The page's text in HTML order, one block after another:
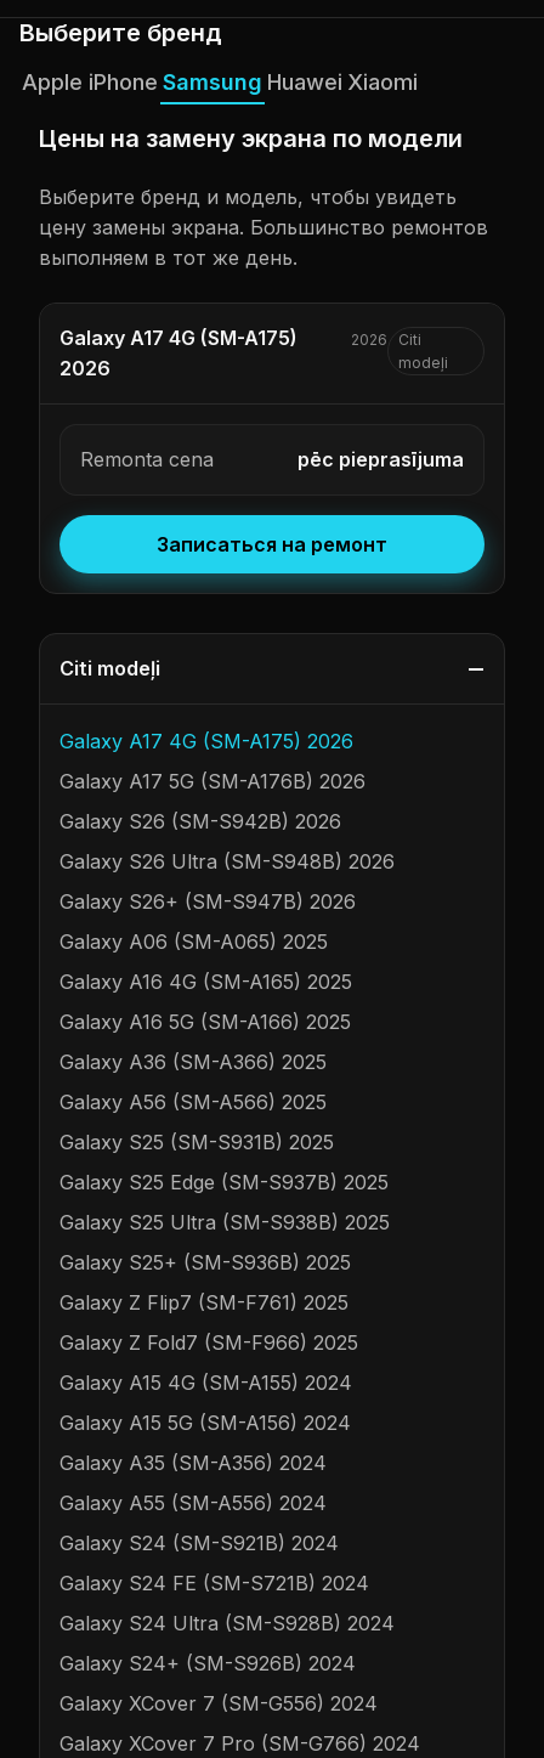
Выберите бренд
Apple iPhone Samsung Huawei Xiaomi
Цены на замену экрана по модели
Выберите бренд и модель, чтобы увидеть
цену замены экрана. Большинство ремонтов
выполняем в тот же день.
Galaxy A17 4G (SM-A175)
2026
2026
Citi
modeļi
Remonta cena pēc pieprasījuma
Записаться на ремонт
Citi modeļi
Galaxy A17 4G (SM-A175) 2026
Galaxy A17 5G (SM-A176B) 2026
Galaxy S26 (SM-S942B) 2026
Galaxy S26 Ultra (SM-S948B) 2026
Galaxy S26+ (SM-S947B) 2026
Galaxy A06 (SM-A065) 2025
Galaxy A16 4G (SM-A165) 2025
Galaxy A16 5G (SM-A166) 2025
Galaxy A36 (SM-A366) 2025
Galaxy A56 (SM-A566) 2025
Galaxy S25 (SM-S931B) 2025
Galaxy S25 Edge (SM-S937B) 2025
Galaxy S25 Ultra (SM-S938B) 2025
Galaxy S25+ (SM-S936B) 2025
Galaxy Z Flip7 (SM-F761) 2025
Galaxy Z Fold7 (SM-F966) 2025
Galaxy A15 4G (SM-A155) 2024
Galaxy A15 5G (SM-A156) 2024
Galaxy A35 (SM-A356) 2024
Galaxy A55 (SM-A556) 2024
Galaxy S24 (SM-S921B) 2024
Galaxy S24 FE (SM-S721B) 2024
Galaxy S24 Ultra (SM-S928B) 2024
Galaxy S24+ (SM-S926B) 2024
Galaxy XCover 7 (SM-G556) 2024
Galaxy XCover 7 Pro (SM-G766) 2024